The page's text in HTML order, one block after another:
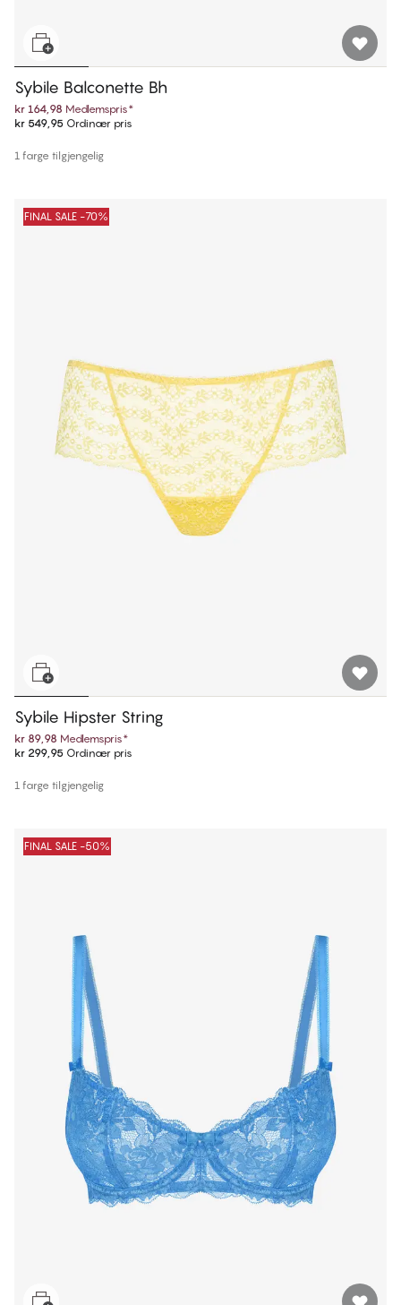
Sybile Balconette Bh
kr 164,98 Medlemspris*
kr 549,95 Ordinær pris
1 farge tilgjengelig
FINAL SALE -70%
Sybile Hipster String
kr 89,98 Medlemspris*
kr 299,95 Ordinær pris
1 farge tilgjengelig
FINAL SALE -50%